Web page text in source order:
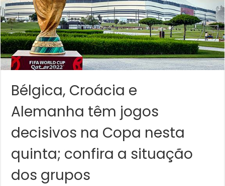
Bélgica, Croácia e
Alemanha têm jogos
decisivos na Copa nesta
quinta; confira a situação
dos grupos